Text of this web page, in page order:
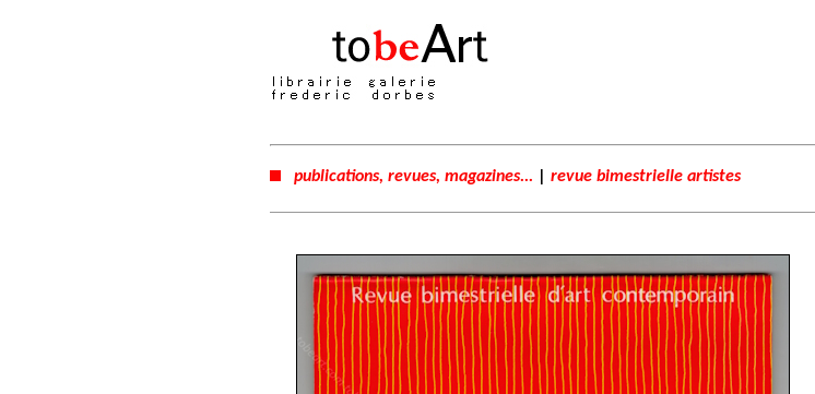
publications, revues, magazines... revue bimestrielle artistes